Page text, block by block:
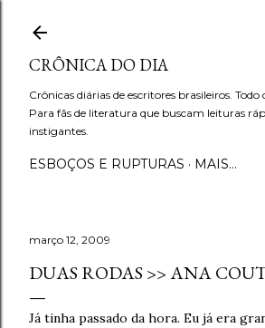
CRÔNICA DO DIA
Crônicas diárias de escritores brasileiros.
Para fãs de literatura que buscam leituras
instigantes.
ESBOÇOS E RUPTURAS MAIS…
março 12, 2009
DUAS RODAS >> ANA
Já tinha passado da hora. Eu já era